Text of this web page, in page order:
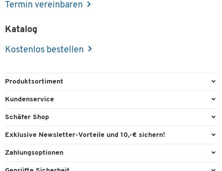
Termin vereinbaren
Katalog
Kostenlos bestellen
Produktsortiment
Büroausstattung
Reinigung & Hygiene
Kundenservice
Direktbestellung
Kontaktformulare
Schäfer Shop
Services & Leistungen
Exklusive Newsletter-Vorteile und 10,-€ sichern!
Willkommensgutschein
Zahlungsoptionen
Paypal